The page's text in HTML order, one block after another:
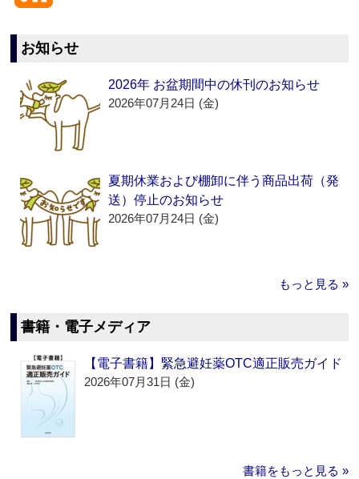
お知らせ
2026年 お盆期間中の休刊のお知らせ
2026年07月24日 (金)
夏期休業および棚卸に伴う商品出荷（発
送）停止のお知らせ
2026年07月24日 (金)
もっと見る »
書籍・電子メディア
【電子書籍】緊急避妊薬OTC適正販売ガイド
2026年07月31日 (金)
書籍をもっと見る »